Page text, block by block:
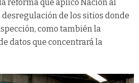
la reforma que aplicó Nación al
de los sitios donde
como también la
datos que concentrará la